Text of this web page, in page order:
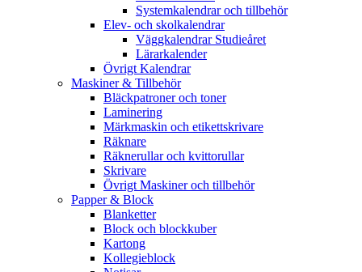
Systemkalendrar och tillbehör
Elev- och skolkalendrar
Väggkalendrar Studieåret
Lärarkalender
Övrigt Kalendrar
Maskiner & Tillbehör
Bläckpatroner och toner
Laminering
Märkmaskin och etikettskrivare
Räknare
Räknerullar och kvittorullar
Skrivare
Övrigt Maskiner och tillbehör
Papper & Block
Blanketter
Block och blockkuber
Kartong
Kollegieblock